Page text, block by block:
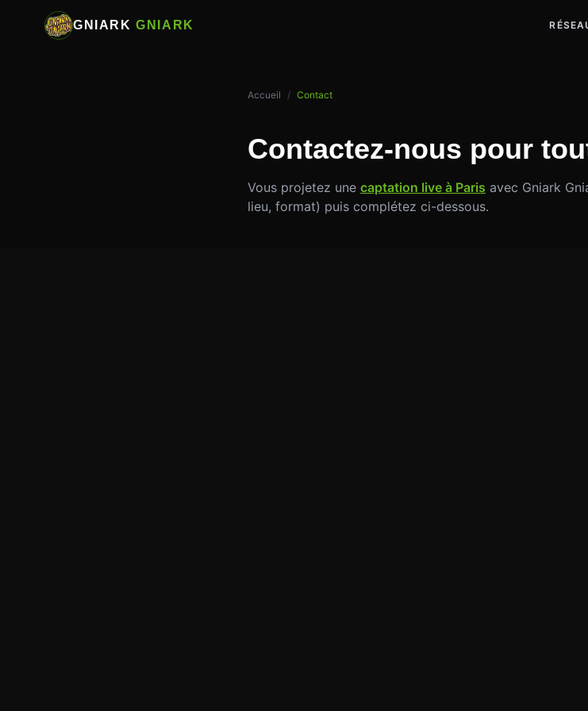
GNIARKGNIARK
Accueil / Contact
Contactez-nous pour
Vous projetez une captation live à Paris avec Gniark
lieu, format) puis complétez ci-dessous.